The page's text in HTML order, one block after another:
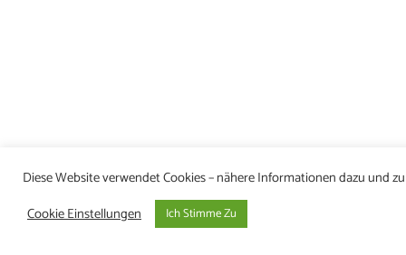
Diese Website verwendet Cookies – nähere Informationen dazu und
Cookie Einstellungen
Ich Stimme Zu